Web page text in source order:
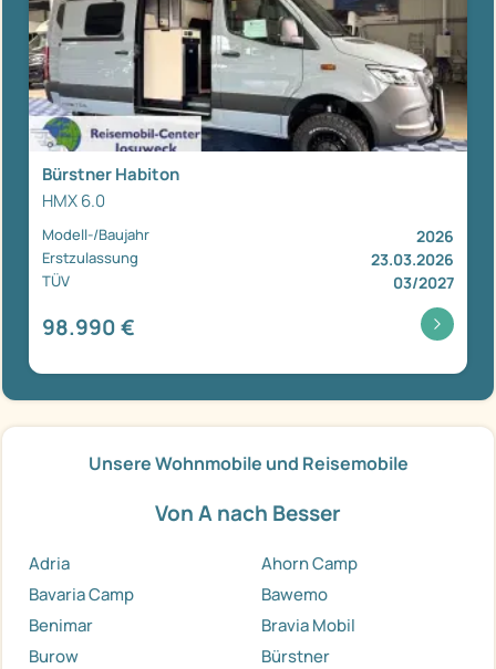
Bürstner Habiton
HMX 6.0
Modell-/Baujahr 2026
Erstzulassung 23.03.2026
TÜV 03/2027
98.990 €
Unsere Wohnmobile und Reisemobile
Von A nach Besser
Adria
Ahorn Camp
Bavaria Camp
Bawemo
Benimar
Bravia Mobil
Burow
Bürstner